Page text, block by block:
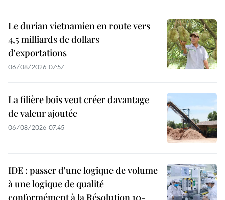
Le durian vietnamien en route vers
4,5 milliards de dollars
d'exportations
06/08/2026 07:57
La filière bois veut créer davantage
de valeur ajoutée
06/08/2026 07:45
IDE : passer d'une logique de volume
à une logique de qualité
conformément à la Résolution 10-